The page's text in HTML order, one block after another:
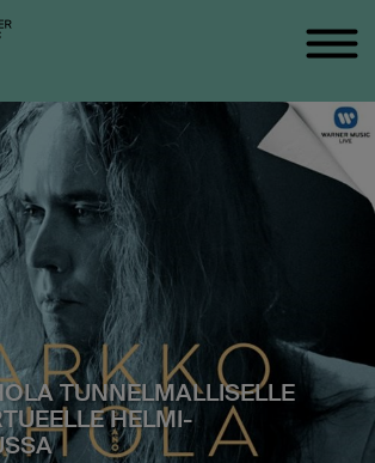
TUNNELMALLISELLE
HELMI-